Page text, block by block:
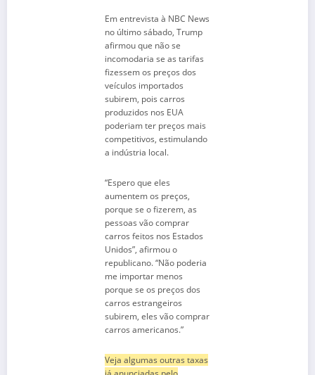
Em entrevista à NBC News
no último sábado, Trump
afirmou que não se
incomodaria se as tarifas
fizessem os preços dos
veículos importados
subirem, pois carros
produzidos nos EUA
poderiam ter preços mais
competitivos, estimulando
a indústria local.
“Espero que eles
aumentem os preços,
porque se o fizerem, as
pessoas vão comprar
carros feitos nos Estados
Unidos”, afirmou o
republicano. “Não poderia
me importar menos
porque se os preços dos
carros estrangeiros
subirem, eles vão comprar
carros americanos.”
Veja algumas outras taxas